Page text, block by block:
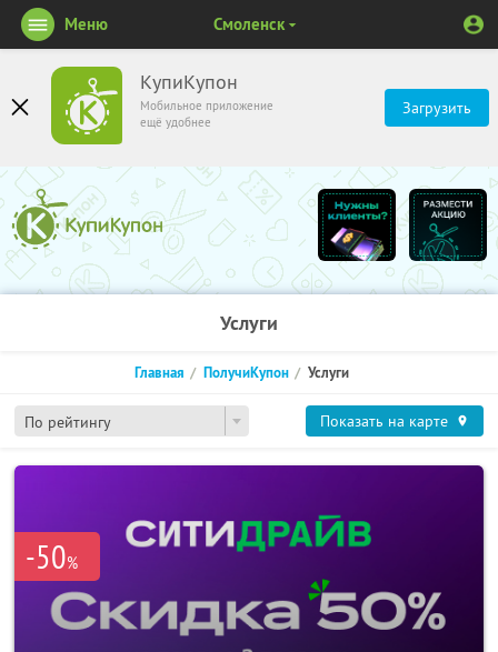
КупиКупон
Мобильное приложение
ещё удобнее
Загрузить
Меню Смоленск
Услуги
По рейтингу
Главная ПолучиКупон Услуги
Показать на карте
-50%